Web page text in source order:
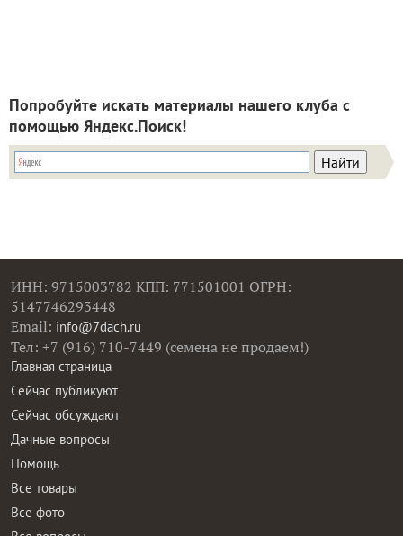
Попробуйте искать материалы нашего клуба с
помощью Яндекс.Поиск!
ИНН: 9715003782 КПП: 771501001 ОГРН:
5147746293448
Email: info@7dach.ru
Тел: +7 (916) 710-7449 (семена не продаем!)
Главная страница
Сейчас публикуют
Сейчас обсуждают
Дачные вопросы
Помощь
Все товары
Все фото